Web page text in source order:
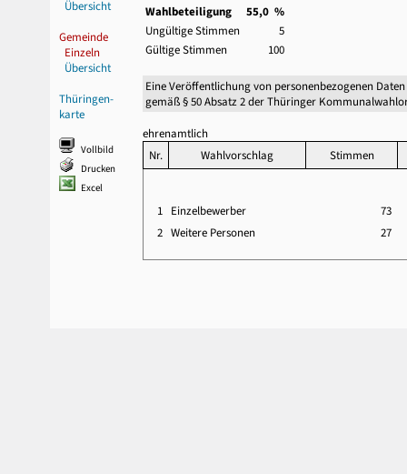
Übersicht
Gemeinde
Einzeln
Übersicht
Thüringen-
karte
Vollbild
Drucken
Excel
Wahlbeteiligung
55,0 %
Ungültige Stimmen
5
Gültige Stimmen
100
Eine Veröffentlichung von personenbezogenen
gemäß § 50 Absatz 2 der Thüringer
ehrenamtlich
Nr.
Wahlvorschlag Stimmen
1 Einzelbewerber
73
2 Weitere Personen 27